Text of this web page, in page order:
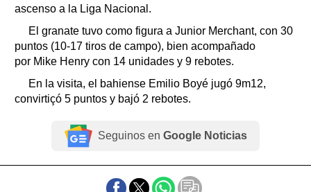
ascenso a la Liga Nacional.
El granate tuvo como figura a Junior Merchant, con 30
puntos (10-17 tiros de campo), bien acompañado
por Mike Henry con 14 unidades y 9 rebotes.
En la visita, el bahiense Emilio Boyé jugó 9m12,
convirtiçó 5 puntos y bajó 2 rebotes.
Seguinos en Google Noticias